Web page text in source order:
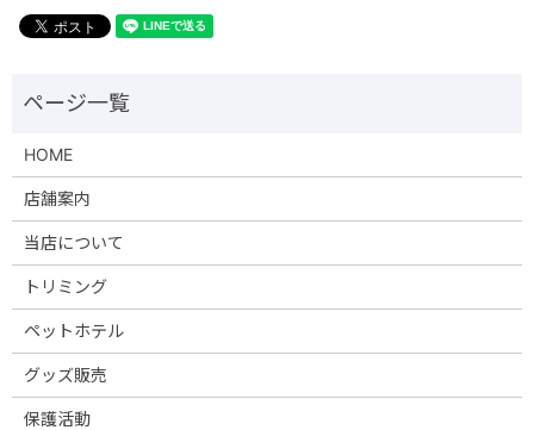
HOME
店舗案内
当店について
トリミング
ペットホテル
グッズ販売
保護活動